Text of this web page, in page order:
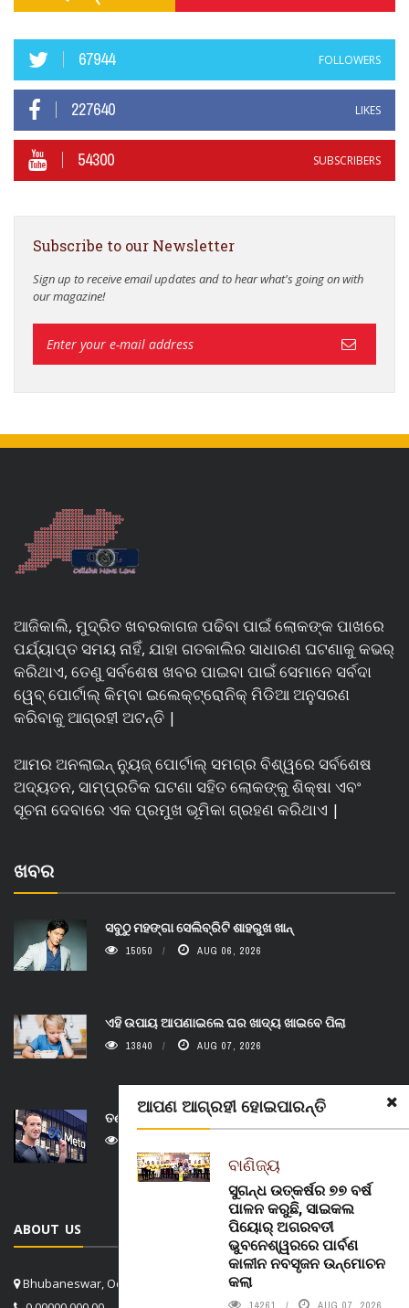
ଆପଣ ଆଗ୍ରହୀ ହୋଇପାରନ୍ତି
ବାଣିଜ୍ୟ
ସୁଗନ୍ଧ ଉତ୍କର୍ଷର ୭୭ ବର୍ଷ
ପାଳନ କରୁଛି, ସାଇକଲ
ପିୟୋର୍‌ ଅଗରବତୀ
ଭୁବନେଶ୍ୱରରେ ପାର୍ବଣ
କାଳୀନ ନବସୃଜନ ଉନ୍ମୋଚନ
କଲା
14261 AUG 07, 2026
67944 FOLLOWERS
227640 LIKES
54300 SUBSCRIBERS
Subscribe to our Newsletter
Sign up to receive email updates and to hear what's going on with
our magazine!
ଆଜିକାଲି, ମୁଦ୍ରିତ ଖବରକାଗଜ ପଢିବା ପାଇଁ ଲୋକଙ୍କ ପାଖରେ
ପର୍ଯ୍ୟାପ୍ତ ସମୟ ନାହିଁ, ଯାହା ଗତକାଲିର ସାଧାରଣ ଘଟଣାକୁ କଭର୍
କରିଥାଏ, ତେଣୁ ସର୍ବଶେଷ ଖବର ପାଇବା ପାଇଁ ସେମାନେ ସର୍ବଦା
ୱେବ୍ ପୋର୍ଟାଲ୍ କିମ୍ବା ଇଲେକ୍ଟ୍ରୋନିକ୍ ମିଡିଆ ଅନୁସରଣ
କରିବାକୁ ଆଗ୍ରହୀ ଅଟନ୍ତି |
ଆମର ଅନଲାଇନ୍ ନ୍ୟୁଜ୍ ପୋର୍ଟାଲ୍ ସମଗ୍ର ବିଶ୍ୱରେ ସର୍ବଶେଷ
ଅଦ୍ୟତନ, ସାମ୍ପ୍ରତିକ ଘଟଣା ସହିତ ଲୋକଙ୍କୁ ଶିକ୍ଷା ଏବଂ
ସୂଚନା ଦେବାରେ ଏକ ପ୍ରମୁଖ ଭୂମିକା ଗ୍ରହଣ କରିଥାଏ |
ଖବର
ସବୁଠୁ ମହଙ୍ଗା ସେଲିବ୍ରିଟି ଶାହରୁଖ ଖାନ୍
15050 AUG 06, 2026
ଏହି ଉପାୟ ଆପଣାଇଲେ ଘର ଖାଦ୍ୟ ଖାଇବେ ପିଲା
13840 AUG 07, 2026
ତଣ୍ଡ ଗଣିବା ମେଟା, ଦେବ ୫ ହଜାର କୋଟିର ଜରିମାନା
ABOUT US
Bhubaneswar, Odisha, India